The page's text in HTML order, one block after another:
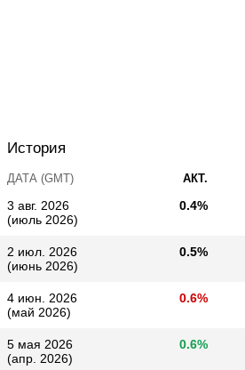
История
ДАТА (GMT) АКТ.
3 авг. 2026
(июль 2026)
0.4%
2 июл. 2026
(июнь 2026)
0.5%
4 июн. 2026
(май 2026)
0.6%
5 мая 2026
(апр. 2026)
0.6%